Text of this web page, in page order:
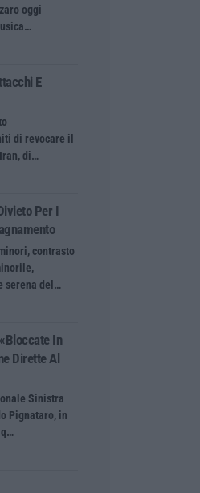
oggi
E
di revocare il
di…
Per I
contrasto
serena del…
In
Dirette Al
Sinistra
Pignataro, in
q…